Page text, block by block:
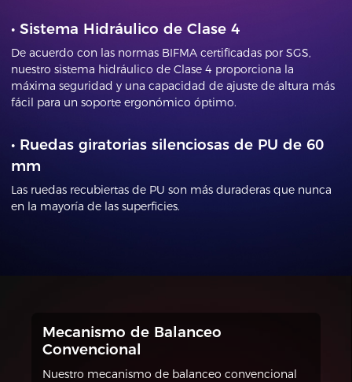
•Sistema Hidráulico de Clase 4
De acuerdo con las normas BIFMA certificadas por SGS,
nuestro sistema hidráulico de Clase 4 proporciona la
máxima seguridad y una capacidad de ajuste de altura más
fácil para un soporte ergonómico óptimo.
• Ruedas giratorias silenciosas de PU de 60
mm
Las ruedas recubiertas de PU son más duraderas que nunca
en la mayoría de las superficies.
Mecanismo de Balanceo
Convencional
Nuestro mecanismo de balanceo convencional